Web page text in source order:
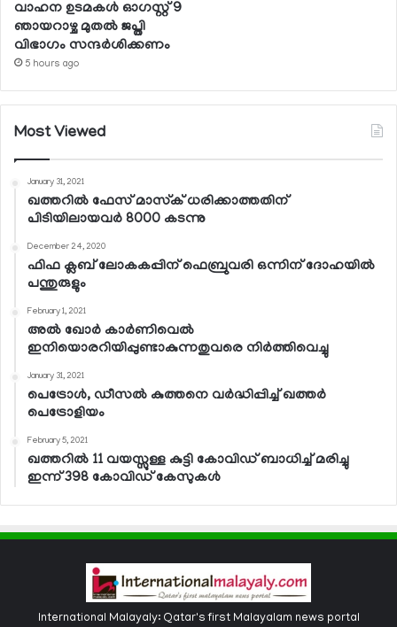
വാഹന ഉടമകള്‍ ഓഗസ്റ്റ് 9
ഞായറാഴ്ച മുതല്‍ ജപ്തി
വിഭാഗം സന്ദര്‍ശിക്കണം
5 hours ago
Most Viewed
January 31, 2021
ഖത്തറില്‍ ഫേസ് മാസ്‌ക് ധരിക്കാത്തതിന്
പിടിയിലായവര്‍ 8000 കടന്നു
December 24, 2020
ഫിഫ ക്ലബ് ലോകകപ്പിന് ഫെബ്രുവരി ഒന്നിന് ദോഹയില്‍
പന്തുരുളും
February 1, 2021
അല്‍ ഖോര്‍ കാര്‍ണിവെല്‍
ഇനിയൊരറിയിപ്പുണ്ടാകുന്നതുവരെ നിര്‍ത്തിവെച്ചു
January 31, 2021
പെട്രോള്‍, ഡീസല്‍ കുത്തനെ വര്‍ദ്ധിപ്പിച്ച് ഖത്തര്‍
പെട്രോളിയം
February 5, 2021
ഖത്തറില്‍ 11 വയസ്സുള്ള കുട്ടി കോവിഡ് ബാധിച്ച് മരിച്ചു
ഇന്ന് 398 കോവിഡ് കേസുകള്‍
International Malayaly: Qatar's first Malayalam news portal